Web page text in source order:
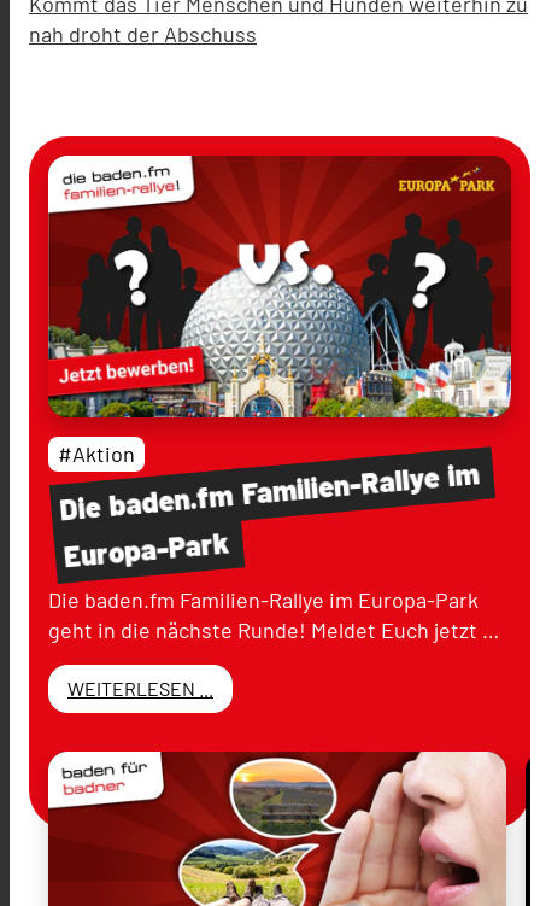
nah droht der Abschuss
Diebaden.fmFamilien-Rallyeim
Europa-Park
#Aktion
Die baden.fm Familien-Rallye im Europa-Park
geht in die nächste Runde! Meldet Euch jetzt …
WEITERLESEN ...